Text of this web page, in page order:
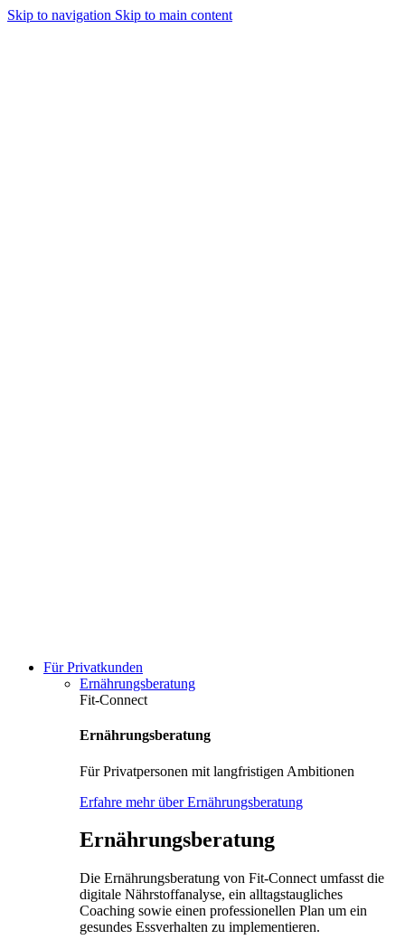
Skip to navigation Skip to main content
Für Privatkunden
Ernährungsberatung
Fit-Connect
Ernährungsberatung
Für Privatpersonen mit langfristigen Ambitionen
Erfahre mehr über Ernährungsberatung
Ernährungsberatung
Die Ernährungsberatung von Fit-Connect umfasst die
digitale Nährstoffanalyse, ein alltagstaugliches
Coaching sowie einen professionellen Plan um ein
gesundes Essverhalten zu implementieren.